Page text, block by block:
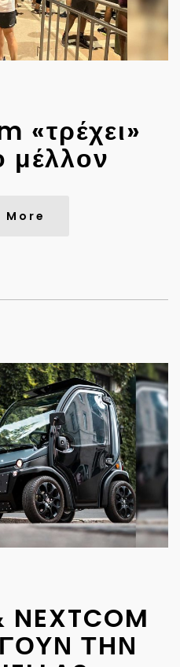
«τρέχει»
μέλλον
More
NEXTCOM
ΤΗΝ